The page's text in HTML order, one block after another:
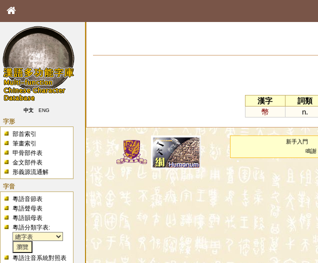
中文 ENG
字形
部首索引
筆畫索引
甲骨部件表
金文部件表
形義源流通解
字音
粵語音節表
粵語聲母表
粵語韻母表
粵語分類字表:
粵語注音系統對照表
漢字
詞類
幣
n.
新手入門
鳴謝